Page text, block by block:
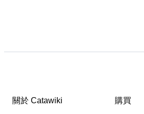
關於 Catawiki 購買